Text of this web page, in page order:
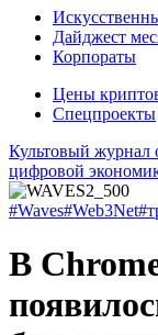
Дайджест
Корпораты
Цены
Спецпроекты
Культовый журнал
цифровой
#Waves#Web3Net
В